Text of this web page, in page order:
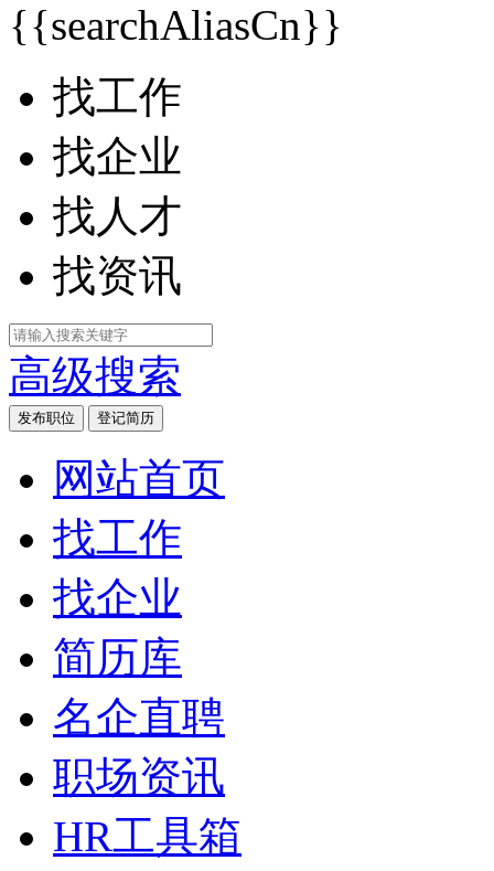
{{searchAliasCn}}
找工作
找企业
找人才
找资讯
高级搜索
发布职位 登记简历
网站首页
找工作
找企业
简历库
名企直聘
职场资讯
HR工具箱